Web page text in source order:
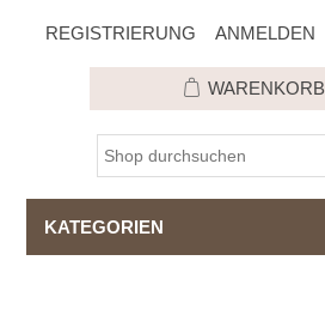
REGISTRIERUNG ANMELDEN
WARENKORB
KATEGORIEN